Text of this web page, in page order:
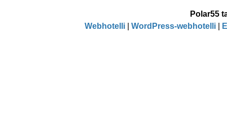
Polar55
Webhotelli| WordPress-webhotelli|